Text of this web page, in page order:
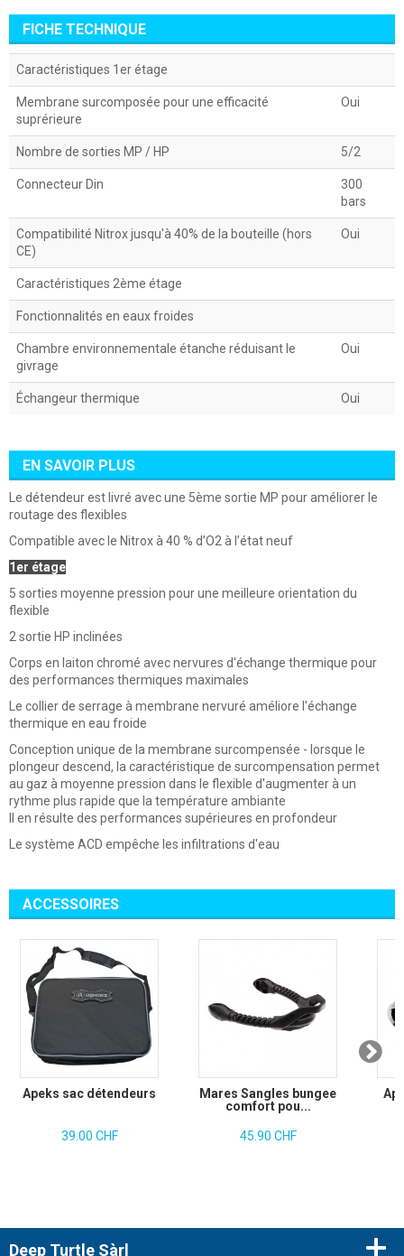
FICHE TECHNIQUE
Caractéristiques 1er étage
Membrane surcomposée pour une efficacité
suprérieure
Oui
Nombre de sorties MP / HP 5/2
Connecteur Din
300
bars
Compatibilité Nitrox jusqu'à 40% de la bouteille (hors
CE)
Oui
Caractéristiques 2ème étage
Fonctionnalités en eaux froides
Chambre environnementale étanche réduisant le
givrage
Oui
Échangeur thermique Oui
EN SAVOIR PLUS
Le détendeur est livré avec une 5ème sortie MP pour améliorer le
routage des flexibles
Compatible avec le Nitroxà 40 % d’O2 à l’état neuf
1er étage
5 sorties moyenne pression pour une meilleure orientation du
flexible
2 sortie HP inclinées
Corps en laiton chromé avec nervures d'échange thermique pour
des performances thermiques maximales
Le collier de serrage à membrane nervuré améliore l'échange
thermique en eau froide
Conception unique de la membrane surcompensée - lorsque le
plongeur descend, la caractéristique de surcompensation permet
au gaz à moyenne pression dans le flexible d'augmenter à un
rythme plus rapide que la température ambiante
Il en résulte des performances supérieures en profondeur
Le système ACD empêche les infiltrations d'eau
ACCESSOIRES
Apeks sac détendeurs
39.00 CHF
Mares Sangles bungee
comfort pou...
45.90 CHF
Deep Turtle Sàrl